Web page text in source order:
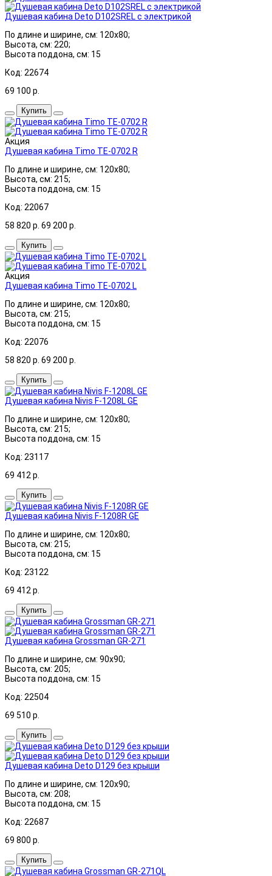
Душевая кабина Deto D102SREL с электрикой
По длине и ширине, см: 120x80;
Высота, см: 220;
Высота поддона, см: 15
Код: 22674
69 100 р.
Купить
Акция
Душевая кабина Timo TE-0702 R
По длине и ширине, см: 120x80;
Высота, см: 215;
Высота поддона, см: 15
Код: 22067
58 820 р. 69 200 р.
Купить
Акция
Душевая кабина Timo ТЕ-0702 L
По длине и ширине, см: 120x80;
Высота, см: 215;
Высота поддона, см: 15
Код: 22076
58 820 р. 69 200 р.
Купить
Душевая кабина Nivis F-1208L GE
По длине и ширине, см: 120x80;
Высота, см: 215;
Высота поддона, см: 15
Код: 23117
69 412 р.
Купить
Душевая кабина Nivis F-1208R GE
По длине и ширине, см: 120x80;
Высота, см: 215;
Высота поддона, см: 15
Код: 23122
69 412 р.
Купить
Душевая кабина Grossman GR-271
По длине и ширине, см: 90x90;
Высота, см: 205;
Высота поддона, см: 15
Код: 22504
69 510 р.
Купить
Душевая кабина Deto D129 без крыши
По длине и ширине, см: 120x90;
Высота, см: 208;
Высота поддона, см: 15
Код: 22687
69 800 р.
Купить